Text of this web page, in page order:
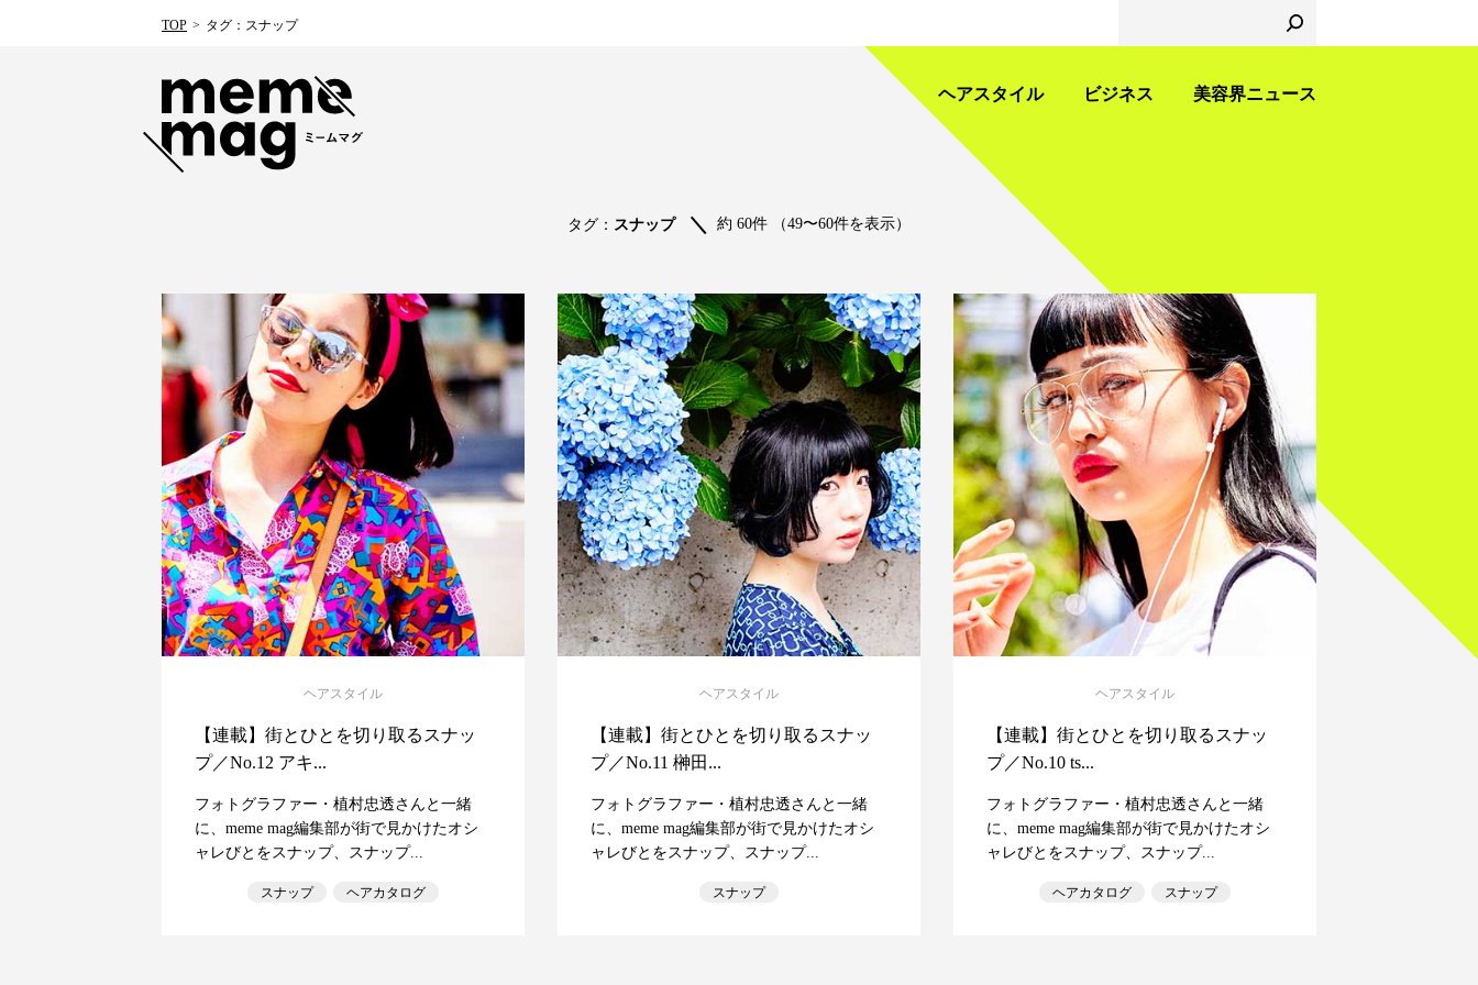
ヘアスタイル ビジネス 美容界ニュース
TOP タグ：スナップ
タグ： スナップ 約 60件 （49〜60件を表示）
ヘアスタイル
【連載】街とひとを切り取るスナッ
プ／No.12 アキ...
フォトグラファー・植村忠透さんと一緒
に、meme mag編集部が街で見かけたオシ
ャレびとをスナップ、スナップ...
スナップ ヘアカタログ
ヘアスタイル
【連載】街とひとを切り取るスナッ
プ／No.11 榊田...
フォトグラファー・植村忠透さんと一緒
に、meme mag編集部が街で見かけたオシ
ャレびとをスナップ、スナップ...
スナップ
ヘアスタイル
【連載】街とひとを切り取るスナッ
プ／No.10 ts...
フォトグラファー・植村忠透さんと一緒
に、meme mag編集部が街で見かけたオシ
ャレびとをスナップ、スナップ...
ヘアカタログ スナップ